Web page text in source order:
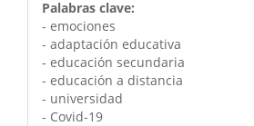
Palabras clave:
- emociones
- adaptación educativa
- educación secundaria
- educación a distancia
- universidad
- Covid-19